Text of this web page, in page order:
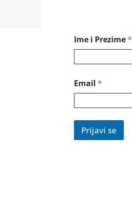
Ime i Prezime*
Email*
Prijavi se